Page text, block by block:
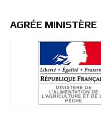
AGRÉE MINISTÈRE